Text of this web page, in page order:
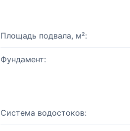
Площадь подвала, м²:
Фундамент:
Система водостоков: